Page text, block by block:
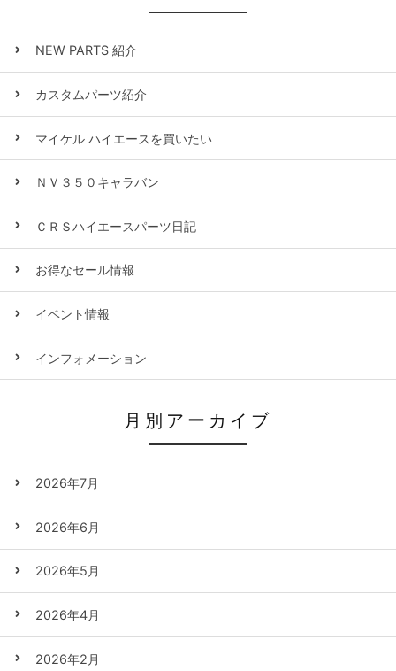
NEW PARTS 紹介
カスタムパーツ紹介
マイケル ハイエースを買いたい
ＮＶ３５０キャラバン
ＣＲＳハイエースパーツ日記
お得なセール情報
イベント情報
インフォメーション
月別アーカイブ
2026年7月
2026年6月
2026年5月
2026年4月
2026年2月